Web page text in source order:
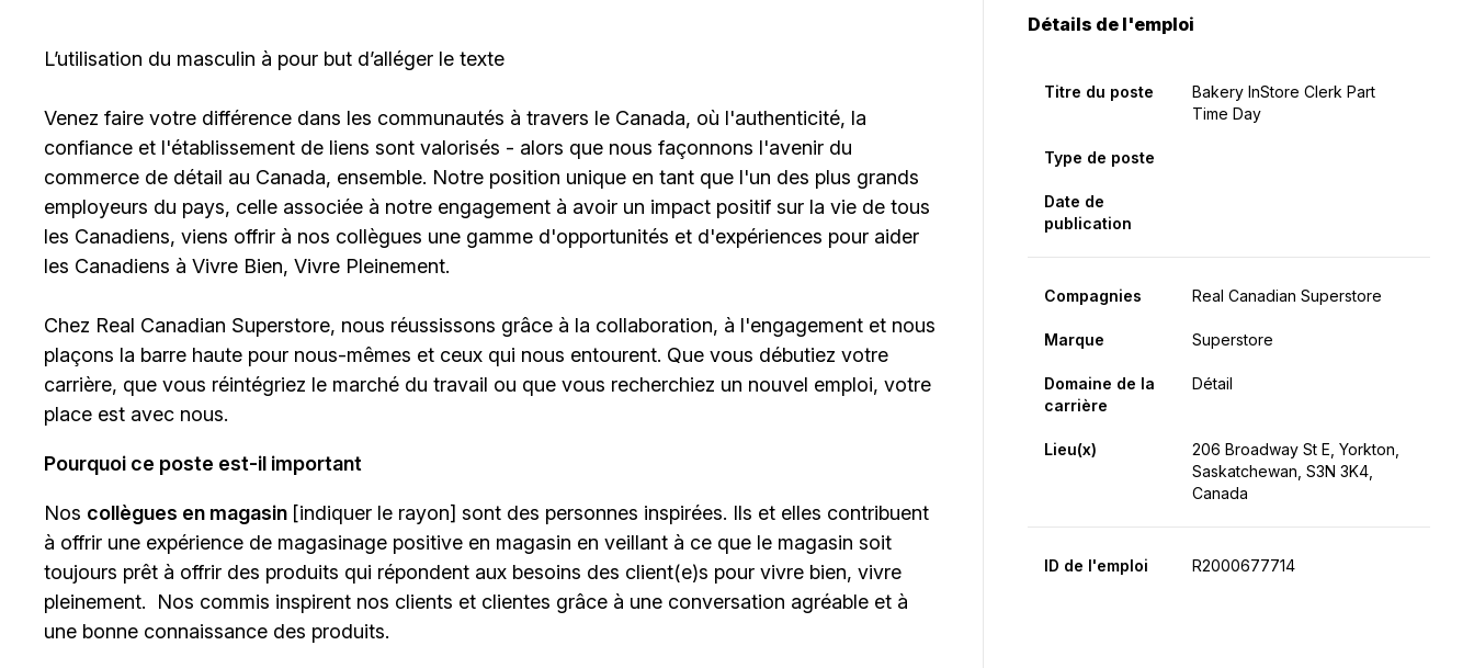
L’utilisation du masculin à pour but d’alléger le texte
Venez faire votre différence dans les communautés à travers le Canada, où l'authenticité, la
confiance et l'établissement de liens sont valorisés - alors que nous façonnons l'avenir du
commerce de détail au Canada, ensemble. Notre position unique en tant que l'un des plus grands
employeurs du pays, celle associée à notre engagement à avoir un impact positif sur la vie de tous
les Canadiens, viens offrir à nos collègues une gamme d'opportunités et d'expériences pour aider
les Canadiens à Vivre Bien, Vivre Pleinement.
Chez Real Canadian Superstore, nous réussissons grâce à la collaboration, à l'engagement et nous
plaçons la barre haute pour nous-mêmes et ceux qui nous entourent. Que vous débutiez votre
carrière, que vous réintégriez le marché du travail ou que vous recherchiez un nouvel emploi, votre
place est avec nous.
Pourquoi ce poste est-il important
Nos collègues en magasin [indiquer le rayon] sont des personnes inspirées. Ils et elles contribuent
à offrir une expérience de magasinage positive en magasin en veillant à ce que le magasin soit
toujours prêt à offrir des produits qui répondent aux besoins des client(e)s pour vivre bien, vivre
pleinement. Nos commis inspirent nos clients et clientes grâce à une conversation agréable et à
une bonne connaissance des produits.
Détails de l'emploi
Titre du poste
Bakery InStore Clerk Part
Time Day
Type de poste
Date de
publication
Compagnies Real Canadian Superstore
Marque Superstore
Domaine de la
carrière
Détail
Lieu(x)
206 Broadway St E, Yorkton,
Saskatchewan, S3N 3K4,
Canada
ID de l'emploi R2000677714